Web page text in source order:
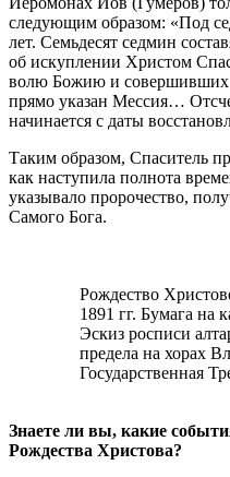
следующим образом: «Под
лет. Семьдесят седмин
об искуплении Христом
волю Божию и совершивших
прямо указан Мессия…
начинается с даты
Таким образом, Спаситель
как наступила полнота
указывало пророчество,
Самого Бога.
Рождество
1891 гг. Бумага на
Эскиз росписи
предела на хорах
Государственная
Знаете ли вы, какие
Рождества Христова?